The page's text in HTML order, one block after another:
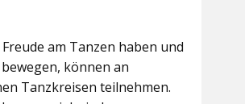
am Tanzen haben und
können an
Tanzkreisen teilnehmen.